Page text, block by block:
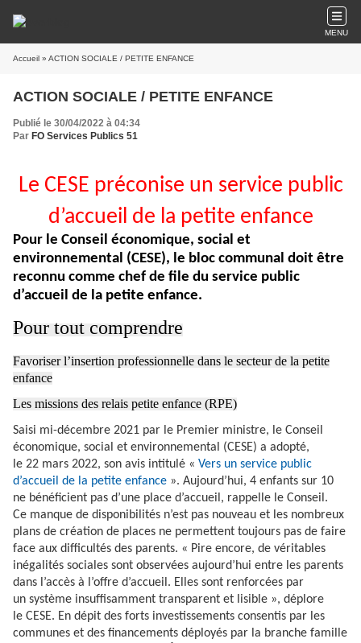
MENU
Accueil » ACTION SOCIALE / PETITE ENFANCE
ACTION SOCIALE / PETITE ENFANCE
Publié le 30/04/2022 à 04:34
Par FO Services Publics 51
Le CESE préconise un service public
d’accueil de la petite enfance
Pour le Conseil économique, social et
environnemental (CESE), le bloc communal doit être
reconnu comme chef de file du service public
d’accueil de la petite enfance.
Pour tout comprendre
Favoriser l’insertion professionnelle dans le secteur de la petite
enfance
Les missions des relais petite enfance (RPE)
Saisi mi-décembre 2021 par le Premier ministre, le Conseil
économique, social et environnemental (CESE) a adopté,
le 22 mars 2022, son avis intitulé « Vers un service public
d’accueil de la petite enfance ». Aujourd’hui, 4 enfants sur 10
ne bénéficient pas d’une place d’accueil, rappelle le Conseil.
Ce manque de disponibilités n’est pas nouveau et les nombreux
plans de création de places ne permettent toujours pas de faire
face aux difficultés des parents. « Pire encore, de véritables
inégalités sociales sont observées aujourd’hui entre les parents
dans l’accès à l’offre d’accueil. Elles sont renforcées par
un système insuffisamment transparent et lisible », déplore
le CESE. En dépit des forts investissements consentis par les
communes et des financements déployés par la branche famille